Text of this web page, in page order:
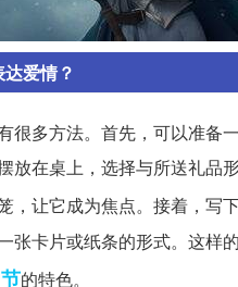
爱情？
很多方法。首先，可以准备
放在桌上，选择与所送礼品
，让它成为焦点。接着，写
张卡片或纸条的形式。这样
的特色。